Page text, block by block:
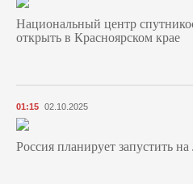
Национальный центр
открыть в Красноярском крае
01:15 02.10.2025
Россия планирует запустить